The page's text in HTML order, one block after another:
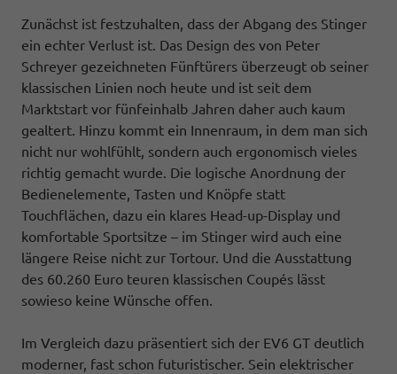
Zunächst ist festzuhalten, dass der Abgang des Stinger
ein echter Verlust ist. Das Design des von Peter
Schreyer gezeichneten Fünftürers überzeugt ob seiner
klassischen Linien noch heute und ist seit dem
Marktstart vor fünfeinhalb Jahren daher auch kaum
gealtert. Hinzu kommt ein Innenraum, in dem man sich
nicht nur wohlfühlt, sondern auch ergonomisch vieles
richtig gemacht wurde. Die logische Anordnung der
Bedienelemente, Tasten und Knöpfe statt
Touchflächen, dazu ein klares Head-up-Display und
komfortable Sportsitze – im Stinger wird auch eine
längere Reise nicht zur Tortour. Und die Ausstattung
des 60.260 Euro teuren klassischen Coupés lässt
sowieso keine Wünsche offen.
Im Vergleich dazu präsentiert sich der EV6 GT deutlich
moderner, fast schon futuristischer. Sein elektrischer